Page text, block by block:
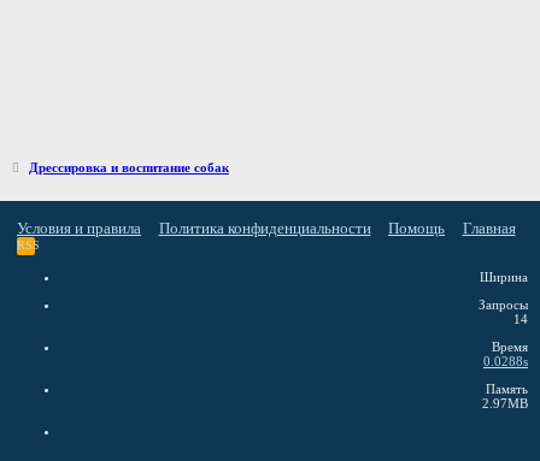
Дрессировка и воспитание собак
Условия и правила Политика конфиденциальности Помощь Главная
RSS
Ширина
Запросы
14
Время
0.0288s
Память
2.97MB